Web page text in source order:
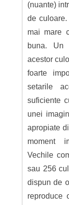
(nuante)
de
mai mare
buna. Un
acestor
foarte
setarile
suficiente
unei
apropiate
moment
Vechile
sau 256
dispun de
reproduce